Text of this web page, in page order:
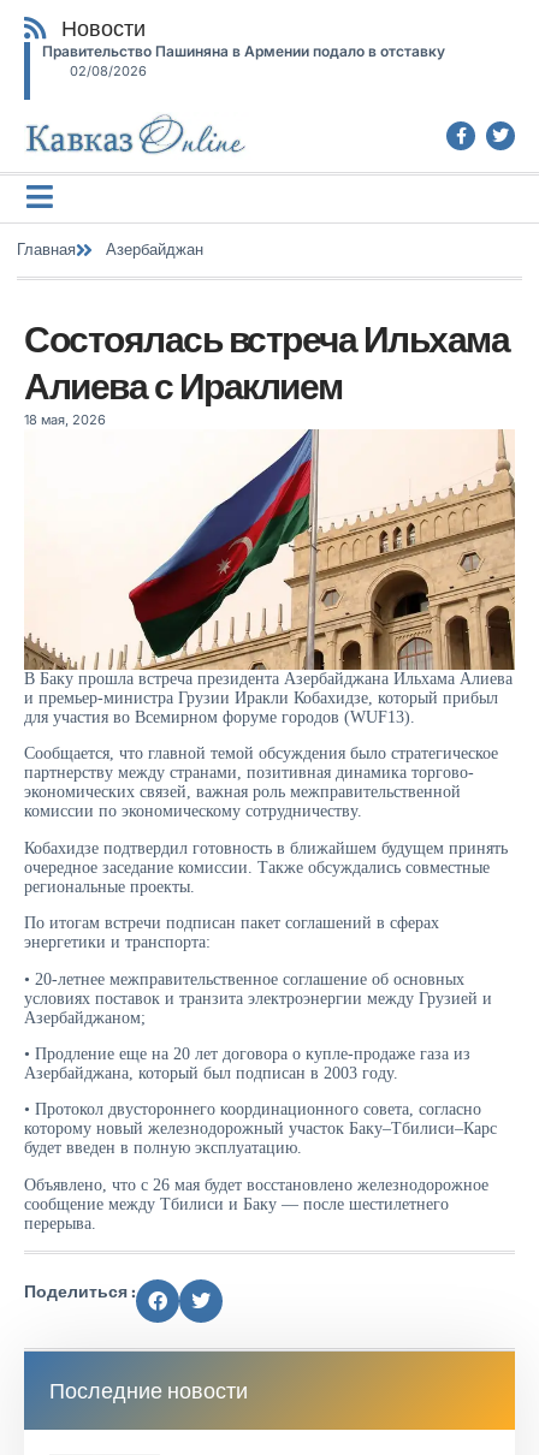
Новости
Правительство Пашиняна в Армении подало в отставку
02/08/2026
Главная Азербайджан
Состоялась встреча Ильхама
Алиева с Ираклием
18 мая, 2026
В Баку прошла встреча президента Азербайджана Ильхама Алиева
и премьер-министра Грузии Иракли Кобахидзе, который прибыл
для участия во Всемирном форуме городов (WUF13).
Сообщается, что главной темой обсуждения было стратегическое
партнерству между странами, позитивная динамика торгово-
экономических связей, важная роль межправительственной
комиссии по экономическому сотрудничеству.
Кобахидзе подтвердил готовность в ближайшем будущем принять
очередное заседание комиссии. Также обсуждались совместные
региональные проекты.
По итогам встречи подписан пакет соглашений в сферах
энергетики и транспорта:
• 20-летнее межправительственное соглашение об основных
условиях поставок и транзита электроэнергии между Грузией и
Азербайджаном;
• Продление еще на 20 лет договора о купле-продаже газа из
Азербайджана, который был подписан в 2003 году.
• Протокол двустороннего координационного совета, согласно
которому новый железнодорожный участок Баку–Тбилиси–Карс
будет введен в полную эксплуатацию.
Объявлено, что с 26 мая будет восстановлено железнодорожное
сообщение между Тбилиси и Баку — после шестилетнего
перерыва.
Поделиться :
Последние новости